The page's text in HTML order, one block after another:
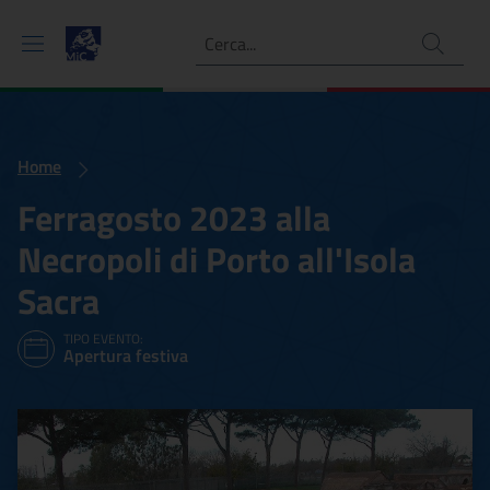
Ricerca
Home
Ferragosto 2023 alla
Necropoli di Porto all'Isola
Sacra
TIPO EVENTO:
Apertura festiva
Ferragosto 2023 alla